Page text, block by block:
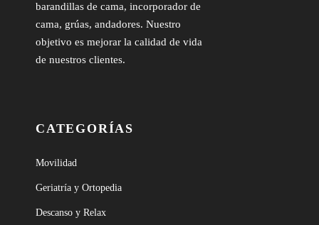
barandillas de cama, incorporador de
cama, grúas, andadores. Nuestro
objetivo es mejorar la calidad de vida
de nuestros clientes.
CATEGORÍAS
Movilidad
Geriatría y Ortopedia
Descanso y Relax